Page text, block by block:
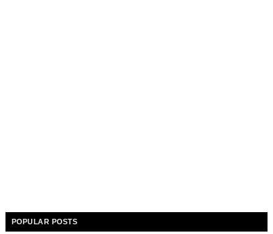
POPULAR POSTS